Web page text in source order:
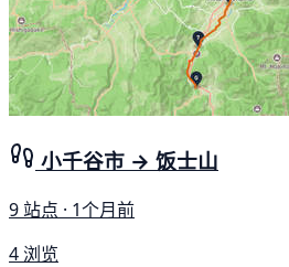
小千谷市 → 饭士山
9 站点 · 1个月前
4 浏览